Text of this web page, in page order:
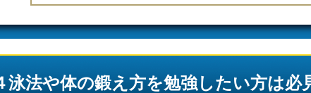
泳法や体の鍛え方を勉強したい方は必